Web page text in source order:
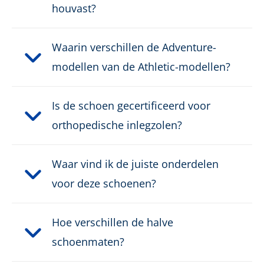
houvast?
Waarin verschillen de Adventure-
modellen van de Athletic-modellen?
Is de schoen gecertificeerd voor
orthopedische inlegzolen?
Waar vind ik de juiste onderdelen
voor deze schoenen?
Hoe verschillen de halve
schoenmaten?